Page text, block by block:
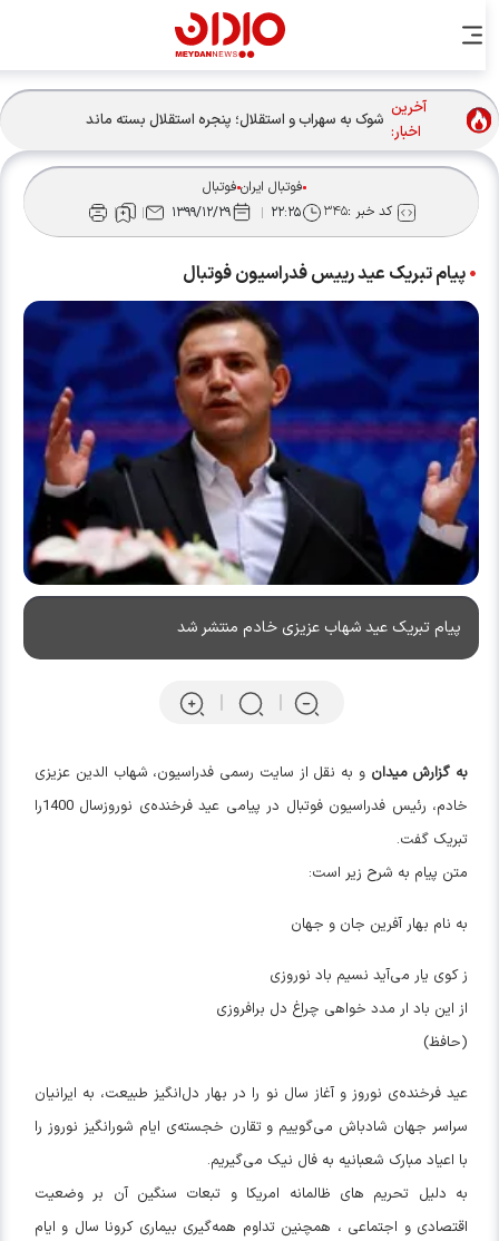
آخرین
اخبار:
شوک به سهراب و استقلال؛ پنجره استقلال بسته ماند
فوتبال ایرانفوتبال
کد خبر :۳۴۵ ۲۲:۲۵ ۱۳۹۹/۱۲/۲۹
پیام تبریک عید رییس فدراسیون فوتبال
پیام تبریک عید شهاب عزیزی خادم منتشر شد
به گزارش میدانو به نقل از سایت رسمی فدراسیون، شهاب الدین عزیزی
خادم، رئیس فدراسیون فوتبال در پیامی عید فرخنده‌ی نوروزسال 1400را
تبریک گفت.
متن پیام به شرح زیر است:
به نام بهار آفرین جان و جهان
ز کوی یار می‌آید نسیم باد نوروزی
از این باد ار مدد خواهی چراغ دل برافروزی
(حافظ)
عید فرخنده‌ی نوروز و آغاز سال نو را در بهار دل‌انگیز طبیعت، به ایرانیان
سراسر جهان شادباش می‌گوییم و تقارن خجسته‌ی ایام شورانگیز نوروز را
با اعیاد مبارک شعبانیه به فال نیک می‌گیریم.
به دلیل تحریم های ظالمانه امریکا و تبعات سنگین آن بر وضعیت
اقتصادی و اجتماعی ، همچنین تداوم همه‌گیری بیماری کرونا سال و ایام